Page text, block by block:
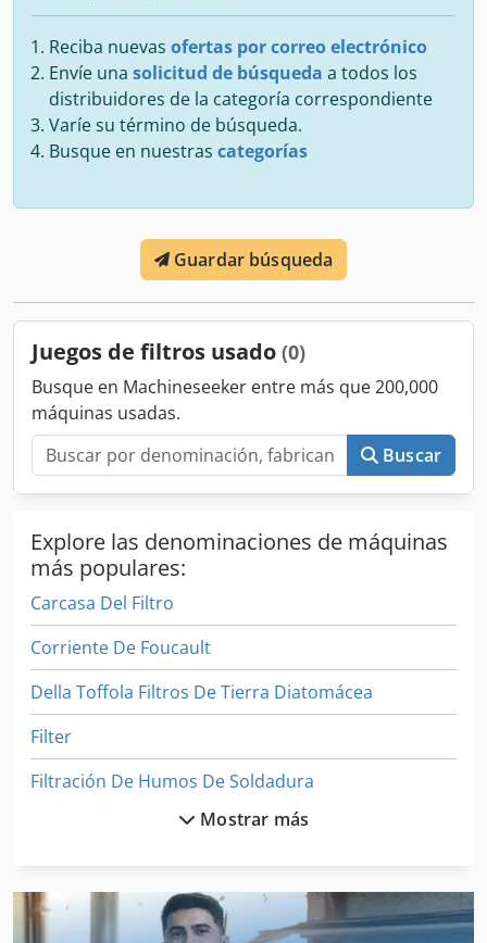
Reciba nuevas ofertas por correo electrónico
Envíe una solicitud de búsqueda a todos los
distribuidores de la categoría correspondiente
Varíe su término de búsqueda.
Busque en nuestras categorías
Guardar búsqueda
Juegos de filtros usado (0)
Busque en Machineseeker entre más que 200,000
máquinas usadas.
Buscar
Explore las denominaciones de máquinas
más populares:
Carcasa Del Filtro
Corriente De Foucault
Della Toffola Filtros De Tierra Diatomácea
Filter
Filtración De Humos De Soldadura
Filtro De Bolsa
Mostrar más